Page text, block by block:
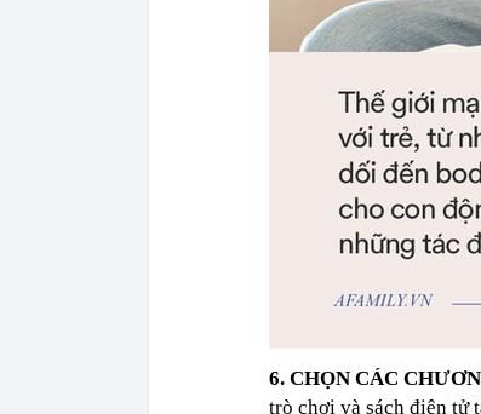
6. CHỌN CÁC
trò chơi và sách điện tử